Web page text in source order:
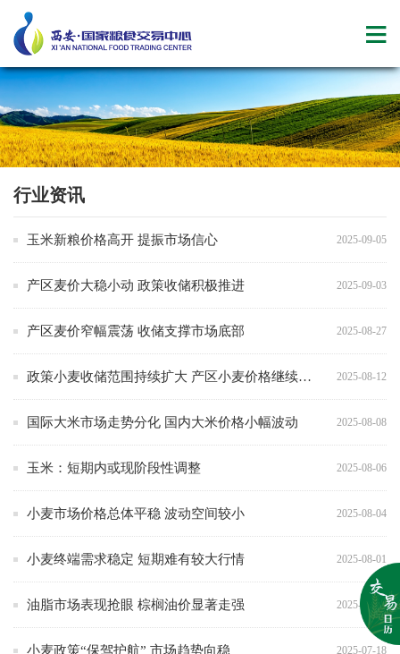
行业资讯
玉米新粮价格高开 提振市场信心 2025-09-05
产区麦价大稳小动 政策收储积极推进 2025-09-03
产区麦价窄幅震荡 收储支撑市场底部 2025-08-27
政策小麦收储范围持续扩大 产区小麦价格继续窄幅震荡 2025-08-12
国际大米市场走势分化 国内大米价格小幅波动 2025-08-08
玉米：短期内或现阶段性调整 2025-08-06
小麦市场价格总体平稳 波动空间较小 2025-08-04
小麦终端需求稳定 短期难有较大行情 2025-08-01
油脂市场表现抢眼 棕榈油价显著走强 2025-07-23
小麦政策“保驾护航” 市场趋势向稳 2025-07-18